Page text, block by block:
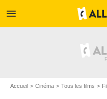
menu
Accueil Cinéma Tous les films